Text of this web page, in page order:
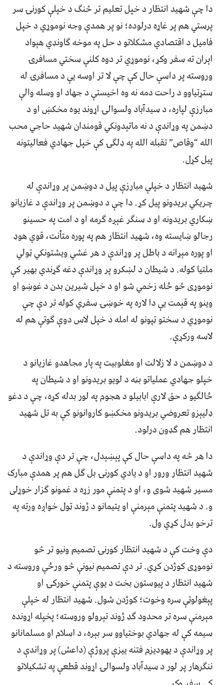
دا چې شهید انتظار د خپل تعلیم تر څنګ د خپلې کورنۍ سر
پرستي هم پر غاړه درلوده؛ نو پر همدې وجه نوموړي د خپل
فامیل د اقتصادي مشکلاتو د حل په موخه ګاونډي هېواد
اېران ته سفر وکړ، نوموړي تر دوه کلنې سختي مسافرۍ
وروسته پر داسې حال کې چې لا تر اوسه یې د مسافرۍ له
ستړتیاوو د راحت دمه نه وه اخیستې د جهاد او وسله والې
مبارزې لپاره، د سيدآباد ولسوالۍ اړوند یوه مخکښ او د
دښمن په وړاندې د نه ماتېدونکي قومندان شهید حاجي محب
الله “وقاص” تقبله الله په ډلګۍ کې خپل جهادي فعالیتونه
پیل کړل.
شهید انتظار د خپلې مبارزې پیل د دوښمن پر وړاندې له
چریکي بریدونو پیل کړ. دا چې د دوښمن پر وړاندې د غازیانو
ښکاري بریدونه او د سنګر غېږه ګرمه او د امت په حسینو
رجالو ښایسته وه، شهید انتظار هم په پوره متأنت، قوي هوډ
او پوره مېړانه د باطل پر وړاندې د هر غشي ویشتونکي ټولي
ملتیا کوله. د شیطان د لښکرو پر وړاندې دغه ګړندي بهیر کې
نوموړی څو ځله زخمي شو او د خپل شیرین بدن د غوښو او
وینو په قېمت یې دا لاره په خوښۍ سفري کوله تر دې چې
نوموړي د سختو ټپونو له امله د خپل لاس دوې ګوتې هم له
لاسه ورکړې.
د دوښمن د لا زلالت او مغلوبیت په پار مجاهدو غازیانو د
خپلو جهادي عملیاتو بڼه د لویو بریدونو او د شیطان په
ځالګیو د حق لارې ابابیلو د هجوم په لور بدله کړه، چې د دغو
ډلیېزو تعروضي بریدونو مخکښو کاروانونو کې به تل شهید
انتظار هم ګډون درلود.
دا هر څه په داسې حال کې پېښېدل، چې تر دې وړاندې د
شهید انتظار ورور او د يادي کورنۍ بل ګل هم پر همدې مبارک
مسیر شهید شوی و، او د پتمنې مور زړه د غمونو ګزار خوړلی
و. د شهید پتمنې مېرمنې او یتیمانو د ژوند ټول خواږه ورته په
ترخو بدل کړي ول.
دې وخت کې د شهید انتظار کورنۍ تصمیم ونیو تر څو
نوموړی کوژدن کړي. تر دې تصمیم نیونې څو ورځې وروسته د
شهید انتظار د پیوستون بخت د یوې پتمنې خورکۍ او
پېغولوټې سره وخوت؛ کوژدن شول. شهید انتظار له خپلې
مېرمنې سره تر محدود ګډ ژوند تېرولو وروسته؛ پخپله اړونده
سیمه کې له جهادي بوختیاوو سر بېره، د اسلام او مسلمانانو
پر وړاندې د یهوديزم فتنه ییزې پروژې (داعش) پر وړاندې د
ننګرهار پر لور د سیدآباد ولسوالۍ اړوند قطعې په تشکیلاتو